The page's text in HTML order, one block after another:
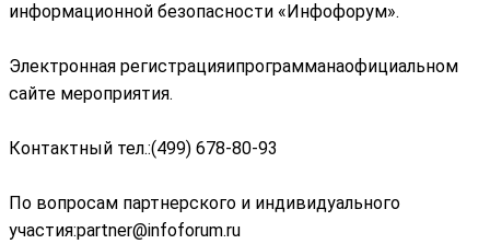
информационной безопасности «Инфофорум».
Электронная регистрацияипрограмманаофициальном
сайте мероприятия.
Контактный тел.:(499) 678-80-93
По вопросам партнерского и индивидуального
участия:partner@infoforum.ru